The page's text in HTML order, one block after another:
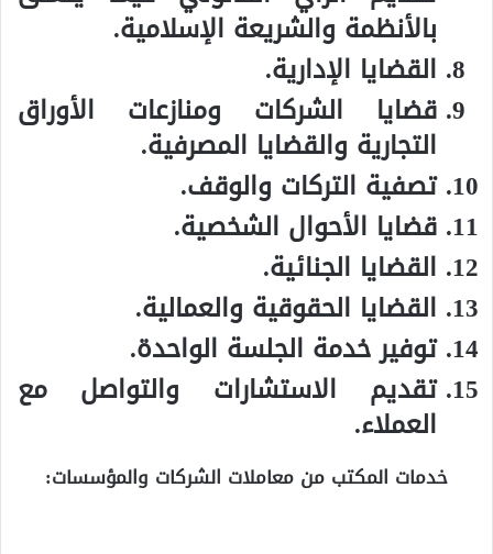
بالأنظمة والشريعة الإسلامية.
القضايا الإدارية.
قضايا الشركات ومنازعات الأوراق
التجارية والقضايا المصرفية.
تصفية التركات والوقف.
قضايا الأحوال الشخصية.
القضايا الجنائية.
القضايا الحقوقية والعمالية.
توفير خدمة الجلسة الواحدة.
تقديم الاستشارات والتواصل مع
العملاء.
خدمات المكتب من معاملات الشركات والمؤسسات: